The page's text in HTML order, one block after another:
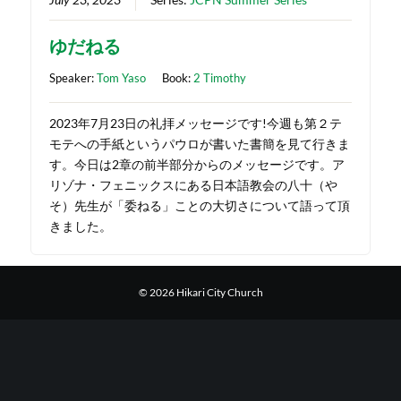
ゆだねる
Speaker:Tom Yaso Book: 2 Timothy
2023年7月23日の礼拝メッセージです!今週も第２テ
モテへの手紙というパウロが書いた書簡を見て行きま
す。今日は2章の前半部分からのメッセージです。ア
リゾナ・フェニックスにある日本語教会の八十（や
そ）先生が「委ねる」ことの大切さについて語って頂
きました。
© 2026 Hikari City Church